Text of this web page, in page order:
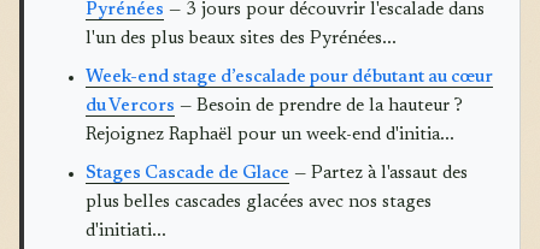
Pyrénées — 3 jours pour découvrir l'escalade dans
l'un des plus beaux sites des Pyrénées...
Week-end stage d’escalade pour débutant au cœur
du Vercors — Besoin de prendre de la hauteur ?
Rejoignez Raphaël pour un week-end d'initia...
Stages Cascade de Glace — Partez à l'assaut des
plus belles cascades glacées avec nos stages
d'initiati...